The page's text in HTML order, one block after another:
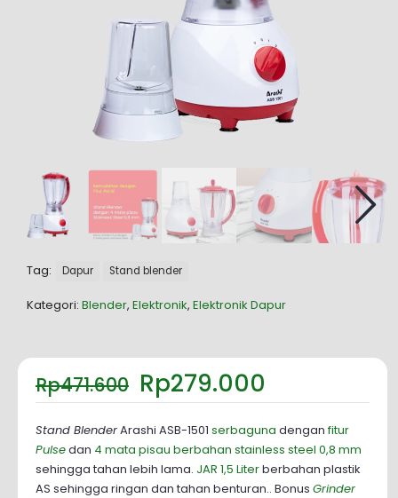
Tag: Dapur Stand blender
Kategori: Blender, Elektronik, Elektronik Dapur
Rp471.600 Harga
aslinya
Rp471.600.
Rp279.000saat
adalah:
Rp279.000.
Stand BlenderArashi ASB-1501 serbaguna denganfitur
Pulsedan 4 mata pisau berbahan stainless steel 0,8 mm
sehingga tahan lebih lama. JAR 1,5 Literberbahan plastik
AS sehingga ringan dan tahan benturan.. Bonus Grinder